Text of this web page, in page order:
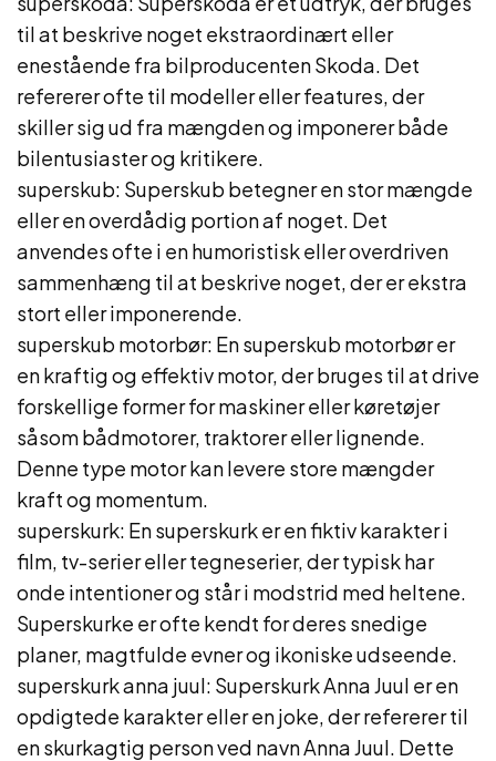
til at beskrive noget ekstraordinært eller
enestående fra bilproducenten Skoda. Det
refererer ofte til modeller eller features, der
skiller sig ud fra mængden og imponerer både
bilentusiaster og kritikere.
superskub: Superskub betegner en stor mængde
eller en overdådig portion af noget. Det
anvendes ofte i en humoristisk eller overdriven
sammenhæng til at beskrive noget, der er ekstra
stort eller imponerende.
superskub motorbør: En superskub motorbør er
en kraftig og effektiv motor, der bruges til at drive
forskellige former for maskiner eller køretøjer
såsom bådmotorer, traktorer eller lignende.
Denne type motor kan levere store mængder
kraft og momentum.
superskurk: En superskurk er en fiktiv karakter i
film, tv-serier eller tegneserier, der typisk har
onde intentioner og står i modstrid med heltene.
Superskurke er ofte kendt for deres snedige
planer, magtfulde evner og ikoniske udseende.
superskurk anna juul: Superskurk Anna Juul er en
opdigtede karakter eller en joke, der refererer til
en skurkagtig person ved navn Anna Juul. Dette